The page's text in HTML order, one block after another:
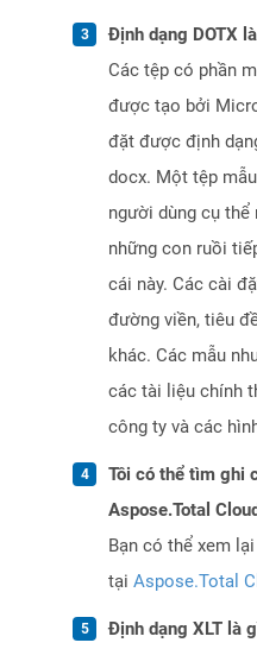
Định dạng DOTX
Các tệp có phần
được tạo bởi
đặt được định
docx. Một tệp
người dùng cụ thể
những con ruồi
cái này. Các cài
đường viền, tiêu
khác. Các mẫu
các tài liệu chính
công ty và các
Tôi có thể tìm ghi
Aspose.Total
Bạn có thể xem
tại Aspose.Total
Định dạng XLT là